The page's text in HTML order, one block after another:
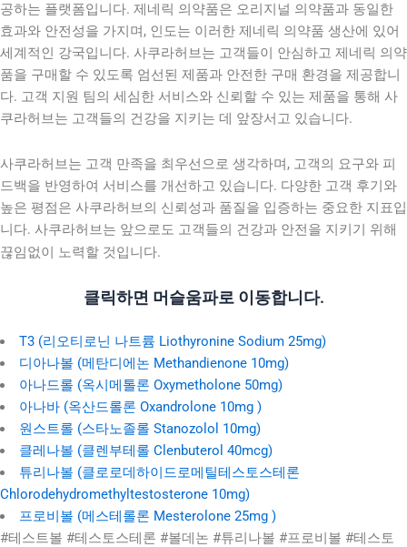
공하는 플랫폼입니다. 제네릭 의약품은 오리지널 의약품과 동일한
효과와 안전성을 가지며, 인도는 이러한 제네릭 의약품 생산에 있어
세계적인 강국입니다. 사쿠라허브는 고객들이 안심하고 제네릭 의약
품을 구매할 수 있도록 엄선된 제품과 안전한 구매 환경을 제공합니
다. 고객 지원 팀의 세심한 서비스와 신뢰할 수 있는 제품을 통해 사
쿠라허브는 고객들의 건강을 지키는 데 앞장서고 있습니다.
사쿠라허브는 고객 만족을 최우선으로 생각하며, 고객의 요구와 피
드백을 반영하여 서비스를 개선하고 있습니다. 다양한 고객 후기와
높은 평점은 사쿠라허브의 신뢰성과 품질을 입증하는 중요한 지표입
니다. 사쿠라허브는 앞으로도 고객들의 건강과 안전을 지키기 위해
끊임없이 노력할 것입니다.
클릭하면 머슬움파로 이동합니다.
T3 (리오티로닌 나트륨 Liothyronine Sodium 25mg)
디아나볼 (메탄디에논 Methandienone 10mg)
아나드롤 (옥시메톨론 Oxymetholone 50mg)
아나바 (옥산드롤론 Oxandrolone 10mg )
원스트롤 (스타노졸롤 Stanozolol 10mg)
클레나볼 (클렌부테롤 Clenbuterol 40mcg)
튜리나볼 (클로로데하이드로메틸테스토스테론
Chlorodehydromethyltestosterone 10mg)
프로비볼 (메스테롤론 Mesterolone 25mg )
#테스트볼 #테스토스테론 #볼데논 #튜리나볼 #프로비볼 #테스토